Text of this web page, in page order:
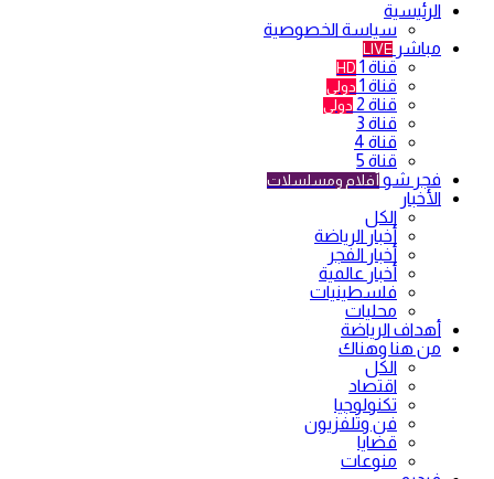
الرئيسية
سياسة الخصوصية
مباشر LIVE
قناة 1 HD
قناة 1 دولي
قناة 2 دولي
قناة 3
قناة 4
قناة 5
فجر شو أفلام ومسلسلات
الأخبار
الكل
أخبار الرياضة
أخبار الفجر
أخبار عالمية
فلسطينيات
محليات
أهداف الرياضة
من هنا وهناك
الكل
اقتصاد
تكنولوجيا
فن وتلفزيون
قضايا
منوعات